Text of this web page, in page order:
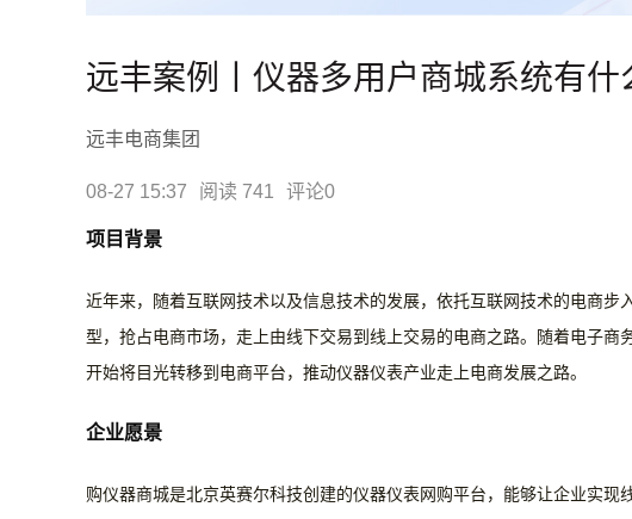
远丰案例丨仪器多用户商城系统有什
远丰电商集团
08-27 15:37 阅读 741 评论0
项目背景
近年来，随着互联网技术以及信息技术的发展，依托互联网技术的电商步
型，抢占电商市场，走上由线下交易到线上交易的电商之路。随着电子
开始将目光转移到电商平台，推动仪器仪表产业走上电商发展之路。
企业愿景
购仪器商城是北京英赛尔科技创建的仪器仪表网购平台，能够让企业实现